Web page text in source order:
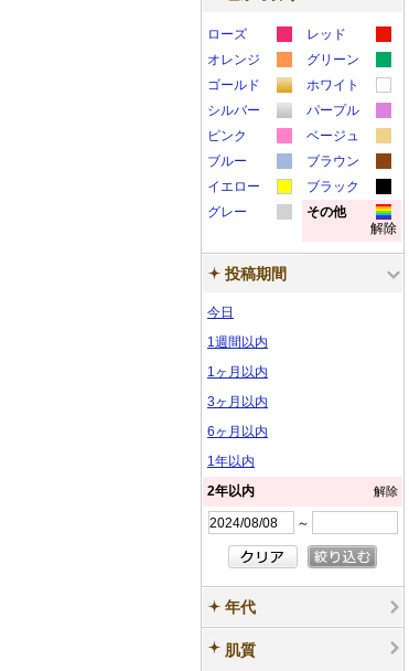
ローズ
カ
ラ
レッド
カ
ラ
ル
オレンジ
カ
ラ
グリーン
カ
ラ
プ
ル
ゴールド
カ
ラ
ル
ホワイト
カ
ラ
ン
プ
シルバー
カ
ラ
ー
プ
パープル
カ
ラ
サ
ン
ピンク
カ
ラ
ン
ベージュ
カ
ラ
ー
サ
ブルー
カ
ラ
ブラウン
カ
ラ
ー
イエロー
カ
ブラック
カ
ラ
グレー
ー
その他
カ
解除
投稿期間
今日
1週間以内
1ヶ月以内
3ヶ月以内
6ヶ月以内
1年以内
2年以内
解除
～
年代
肌質